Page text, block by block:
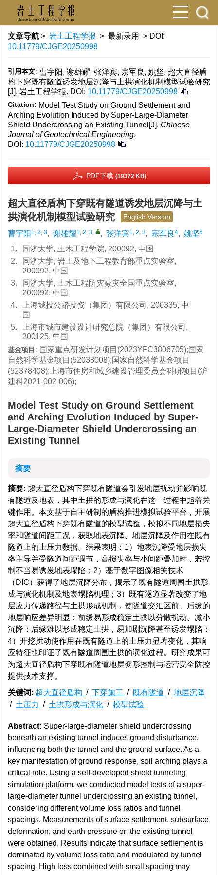
文章导航 > 岩土工程学报 > 最新录用 > DOI:
10.11779/CJGE20250998
引用本文: 曹宇阳, 谢雄耀, 张洋宾, 宗军良, 姚坚. 超大直径盾
构下穿既有隧道诱发地层沉降与土拱演化机制模型试验研究
[J]. 岩土工程学报. DOI: 10.11779/CJGE20250998
Citation: Model Test Study on Ground Settlement and
Arching Evolution Induced by Super-Large-Diameter
Shield Undercrossing an Existing Tunnel[J]. Chinese
Journal of Geotechnical Engineering.
DOI: 10.11779/CJGE20250998
PDF下载 (19372 KB)
超大直径盾构下穿既有隧道诱发地层沉降与土
拱演化机制模型试验研究
English Version
曹宇阳 1, 2, 3, 谢雄耀1, 2, 3, , 张洋宾1, 2, 3, 宗军良 4, 姚坚5
1.
同济大学, 土木工程学院, 200092, 中国
2.
同济大学, 岩土及地下工程教育部重点实验室,
200092, 中国
3.
同济大学, 土木工程防灾减灾全国重点实验室,
200092, 中国
4.
上海城投公路投资（集团）有限公司, 200335, 中
国
5.
上海市城市建设设计研究总院（集团）有限公司,
200125, 中国
基金项目: 国家重点研发计划项目(2023YFC3806705);国家
自然科学基金项目(52038008);国家自然科学基金项目
(52378408);上海市住房和城乡建设管理委员会科研项目(沪
建科2021-002-006);
Model Test Study on Ground Settlement
and Arching Evolution Induced by Super-
Large-Diameter Shield Undercrossing an
Existing Tunnel
摘要
摘要: 超大直径盾构下穿既有隧道会引发地层扰动并影响既
有隧道及地表，其中土拱的形成与演化在这一过程中起着关
键作用。本文基于自主研制的盾构推进模拟试验平台，开展
超大直径盾构下穿既有隧道的模型试验，模拟不同地层损失
率和隧道间距工况，获取地表沉降、地层沉降及作用在既有
隧道上的土压力数据。结果表明：1）地表沉降受地层损失
率主导并受隧道间距调节，高损失率与小间距叠加时，若控
制不当易诱发地表塌陷；2）基于数字图像相关技术
（DIC）获得了地层沉降分布，揭示了既有隧道周围土拱形
成与演化机制及地表塌陷机理；3）既有隧道显著改变了地
层应力传递路径与土拱形成机制，使隧道交汇区前、后缘的
地层响应差异明显：前缘易形成稳定土拱以分散扰动、减小
沉降；后缘难以形成稳定土拱，易加剧沉降甚至诱发塌陷；
4）开挖扰动使作用在既有隧道上的土压力显著变化，其响
应特征也印证了既有隧道周围土拱的演化过程。研究成果可
为超大直径盾构下穿既有隧道地层变形控制与运营安全防控
提供技术支撑。
关键词: 超大直径盾构 / 下穿施工 / 既有隧道 / 地层沉降
/ 土压力 / 土拱形成与演化 / 模型试验
Abstract: Super-large-diameter shield undercrossing
beneath an existing tunnel induces ground disturbance,
influencing both the tunnel and the ground surface. As a
key manifestation of ground response, soil arching plays a
critical role. Using a self-developed shield tunneling
simulation platform, we conducted model tests of a super-
large-diameter tunnel undercrossing an existing tunnel,
considering different volume loss ratios and tunnel
spacings. Measurements of surface settlement, subsurface
deformation, and earth pressure on the existing tunnel
were obtained. Results indicate that surface settlement is
dominated by volume loss ratio and modulated by tunnel
spacing. High loss combined with small spacing may